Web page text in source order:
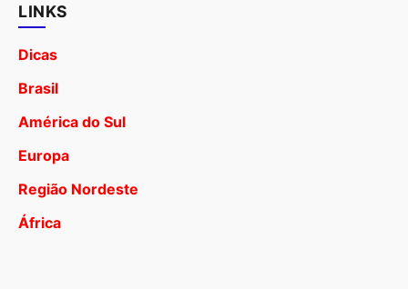
LINKS
Dicas
Brasil
América do Sul
Europa
Região Nordeste
África